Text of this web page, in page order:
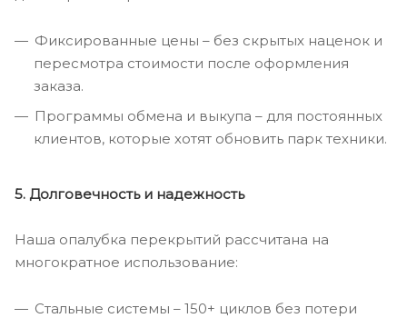
Фиксированные цены – без скрытых наценок и
пересмотра стоимости после оформления
заказа.
Программы обмена и выкупа – для постоянных
клиентов, которые хотят обновить парк техники.
5. Долговечность и надежность
Наша опалубка перекрытий рассчитана на
многократное использование:
Стальные системы – 150+ циклов без потери